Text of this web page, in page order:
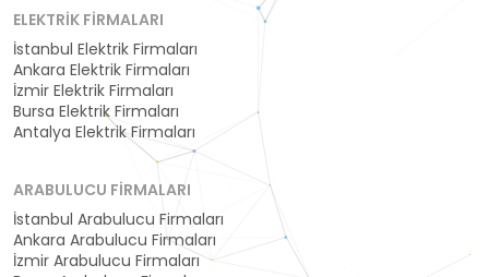
ELEKTRIK FIRMALARI
İstanbul Elektrik Firmaları
Ankara Elektrik Firmaları
İzmir Elektrik Firmaları
Bursa Elektrik Firmaları
Antalya Elektrik Firmaları
ARABULUCU FIRMALARI
İstanbul Arabulucu Firmaları
Ankara Arabulucu Firmaları
İzmir Arabulucu Firmaları